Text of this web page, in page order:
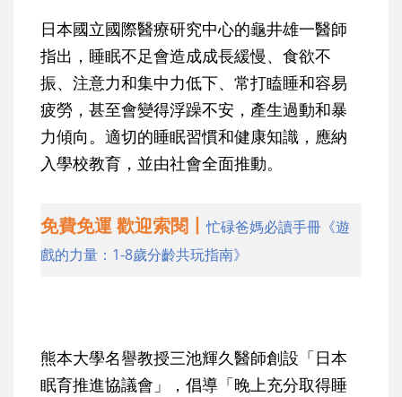
日本國立國際醫療研究中心的龜井雄一醫師
指出，睡眠不足會造成成長緩慢、食欲不
振、注意力和集中力低下、常打瞌睡和容易
疲勞，甚至會變得浮躁不安，產生過動和暴
力傾向。適切的睡眠習慣和健康知識，應納
入學校教育，並由社會全面推動。
免費免運 歡迎索閱丨忙碌爸媽必讀手冊《遊
戲的力量：1-8歲分齡共玩指南》
熊本大學名譽教授三池輝久醫師創設「日本
眠育推進協議會」，倡導「晚上充分取得睡